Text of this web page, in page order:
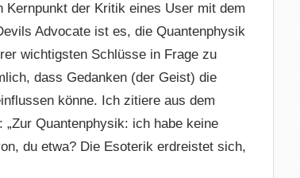
Kernpunkt der Kritik eines User mit dem
Advocate ist es, die Quantenphysik
wichtigsten Schlüsse in Frage zu
dass Gedanken (der Geist) die
könne. Ich zitiere aus dem
„Zur Quantenphysik: ich habe keine
du etwa? Die Esoterik erdreistet sich,